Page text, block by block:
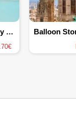
Ciudad de las Artes y las Ciencias